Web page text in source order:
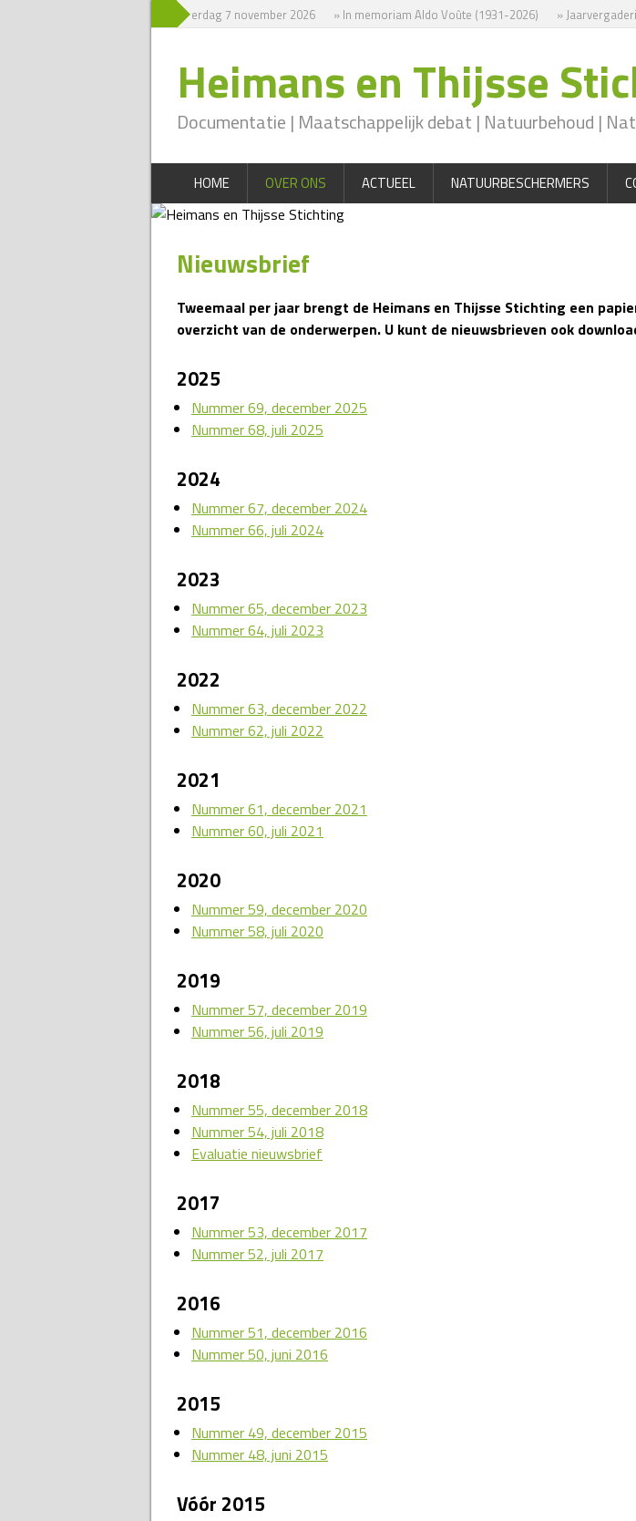
» Symposium zaterdag 7 november 2026 » In memoriam Aldo Voûte (1931-2026) »
Heimans en Thijsse
Documentatie | Maatschappelijk debat | Natuurbehoud |
HOME OVER ONS ACTUEEL NATUURBESCHERMERS
Nieuwsbrief
Tweemaal per jaar brengt de Heimans en Thijsse Stichting een
overzicht van de onderwerpen. U kunt de nieuwsbrieven ook
2025
Nummer 69, december 2025
Nummer 68, juli 2025
2024
Nummer 67, december 2024
Nummer 66, juli 2024
2023
Nummer 65, december 2023
Nummer 64, juli 2023
2022
Nummer 63, december 2022
Nummer 62, juli 2022
2021
Nummer 61, december 2021
Nummer 60, juli 2021
2020
Nummer 59, december 2020
Nummer 58, juli 2020
2019
Nummer 57, december 2019
Nummer 56, juli 2019
2018
Nummer 55, december 2018
Nummer 54, juli 2018
Evaluatie nieuwsbrief
2017
Nummer 53, december 2017
Nummer 52, juli 2017
2016
Nummer 51, december 2016
Nummer 50, juni 2016
2015
Nummer 49, december 2015
Nummer 48, juni 2015
Vóór 2015